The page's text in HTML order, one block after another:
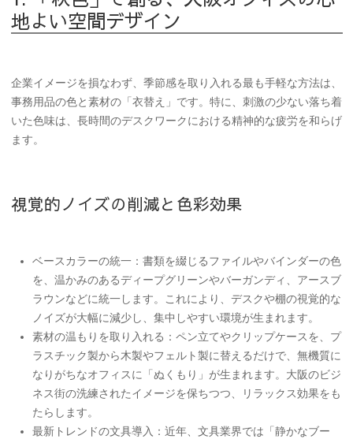
地よい空間デザイン
企業イメージを損なわず、季節感を取り入れる最も手軽な方法は、
事務用品の色と素材の「衣替え」です。特に、刺激の少ない落ち着
いた色味は、長時間のデスクワークにおける精神的な疲労を和らげ
ます。
視覚的ノイズの削減と色彩効果
ベースカラーの統一：書類を綴じるファイルやバインダーの色
を、温かみのあるディープグリーンやバーガンディ
アースブ
ラウンなどに統一します。これにより、デスクや棚の視覚的な
ノイズが大幅に減少し、集中しやすい環境が生まれます。
素材の温もりを取り入れる ：ペン立てやクリップケースを、プ
ラスチック製から木製やフェルト製に替えるだけで、無機質に
なりがちなオフィスに「ぬくもり」が生まれます。大阪のビジ
ネス街の洗練されたイメージを保ちつつ、リラックス効果をも
たらします。
最新トレンドの文具導入 ：近年、文具業界では「静かなブー